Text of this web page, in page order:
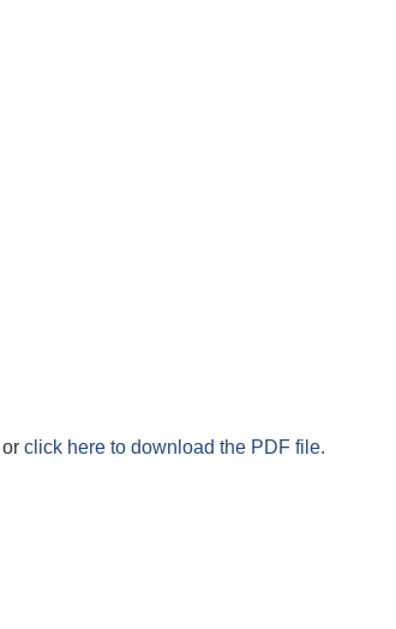
or click here to download the PDF file.